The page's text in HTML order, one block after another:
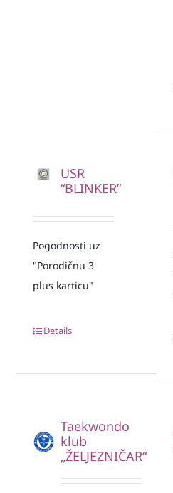
USR
“BLINKER”
Pogodnosti uz
"Porodičnu 3
plus karticu"
Details
Taekwondo
klub
„ŽELJEZNIČAR“